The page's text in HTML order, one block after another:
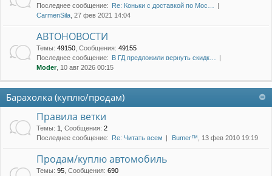
Последнее сообщение: Re: Коньки с доставкой по Мос…
CarmenSila , 27 фев 2021 14:04
АВТОНОВОСТИ
Темы: 49150 Сообщения: 49155
Последнее сообщение: В ГД предложили вернуть скидк…
Moder, 10 авг 2026 00:15
Барахолка (куплю/продам)
Правила ветки
Темы: 1 Сообщения: 2
Последнее сообщение: Re: Читать всем Bumer™ , 13 фев 2010 19:19
Продам/куплю автомобиль
Темы: 95 Сообщения: 690